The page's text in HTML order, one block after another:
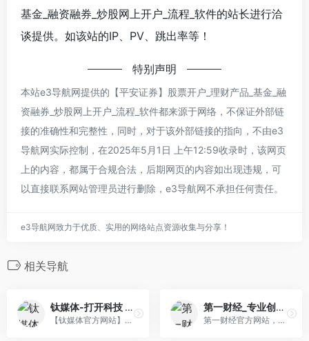
基金_融资融券_炒股网上开户_流程_软件的站长进行洽
谈提供。如该站的IP、PV、跳出率等！
特别声明
本站e3导航网提供的【平安证券】股票开户_理财产品_基金_融
资融券_炒股网上开户_流程_软件都来源于网络，不保证外部链
接的准确性和完整性，同时，对于该外部链接的指向，不由e3
导航网实际控制，在2025年5月1日 上午12:59收录时，该网页
上的内容，都属于合规合法，后期网页的内容如出现违规，可
以直接联系网站管理员进行删除，e3导航网不承担任何责任。
e3导航网致力于优质、实用的网络站点资源收集与分享！
相关导航
钛媒体-打开科技 打开财富
【钛媒体官方网站】钛媒体致力于成为优秀的财经科技信息服务平台，形成了“新媒体、全球技术专家网络、科技IP与创意产品服务、科技股数据服务”四大业务板块和“钛媒体国际”业务布局，现已成为具有影响力的财经信息服务商和新媒体标杆之一。
第一财经_专业创造价值
第一财经官方网站，7X24小时提供股市行情、经济大势、金融政策、行业动态、专家分析等财经资讯；全网独家直播谈股论金、今日股市、公司与行业、解码财商、头脑风暴等第一财经电视节目。